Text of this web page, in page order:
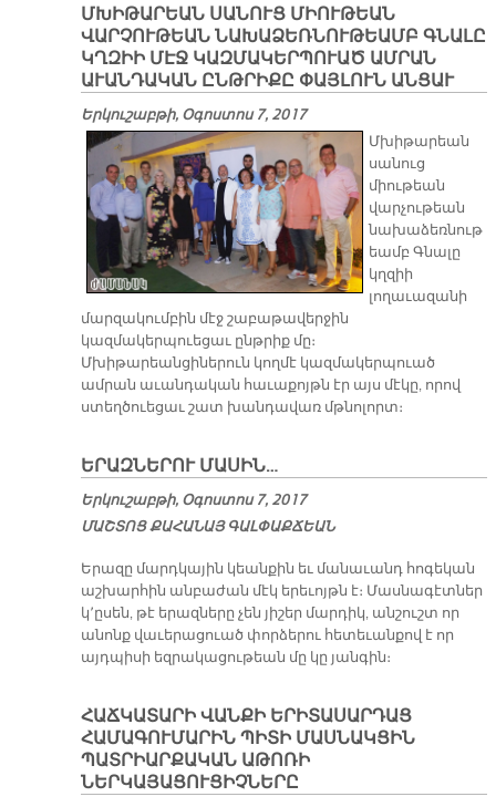
ՄԽԻԹԱՐԵԱՆ ՍԱՆՈՒՑ ՄԻՈՒԹԵԱՆ
ՎԱՐՉՈՒԹԵԱՆ ՆԱԽԱՁԵՌՆՈՒԹԵԱՄԲ ԳՆԱԼԸ
ԿՂԶԻԻ ՄԷՋ ԿԱԶՄԱԿԵՐՊՈՒԱԾ ԱՄՐԱՆ
ԱՒԱՆԴԱԿԱՆ ԸՆԹՐԻՔԸ ՓԱՅԼՈՒՆ ԱՆՑԱՒ
Երկուշաբթի, Օգոստոս 7, 2017
Մխիթարեան
սանուց
միութեան
վարչութեան
նախաձեռնութ
եամբ Գնալը
կղզիի
լողաւազանի
մարզակումբին մէջ շաբաթավերջին
կազմակերպուեցաւ ընթրիք մը։
Մխիթարեանցիներուն կողմէ կազմակերպուած
ամրան աւանդական հաւաքոյթն էր այս մէկը, որով
ստեղծուեցաւ շատ խանդավառ մթնոլորտ։
ԵՐԱԶՆԵՐՈՒ ՄԱՍԻՆ…
Երկուշաբթի, Օգոստոս 7, 2017
ՄԱՇ­ՏՈՑ ՔԱ­ՀԱ­ՆԱՅ ԳԱԼ­ՓԱՔ­ՃԵԱՆ
Երազը մարդկային կեանքին եւ մանաւանդ հոգեկան
աշխարհին անբաժան մէկ երեւոյթն է։ Մասնագէտներ
կ՚ըսեն, թէ երազները չեն յիշեր մարդիկ, անշուշտ որ
անոնք վաւերացուած փորձերու հետեւանքով է որ
այդպիսի եզրակացութեան մը կը յանգին։
ՀԱՃԿԱՏԱՐԻ ՎԱՆՔԻ ԵՐԻՏԱՍԱՐԴԱՑ
ՀԱՄԱԳՈՒՄԱՐԻՆ ՊԻՏԻ ՄԱՍՆԱԿՑԻՆ
ՊԱՏՐԻԱՐՔԱԿԱՆ ԱԹՈՌԻ
ՆԵՐԿԱՅԱՑՈՒՑԻՉՆԵՐԸ